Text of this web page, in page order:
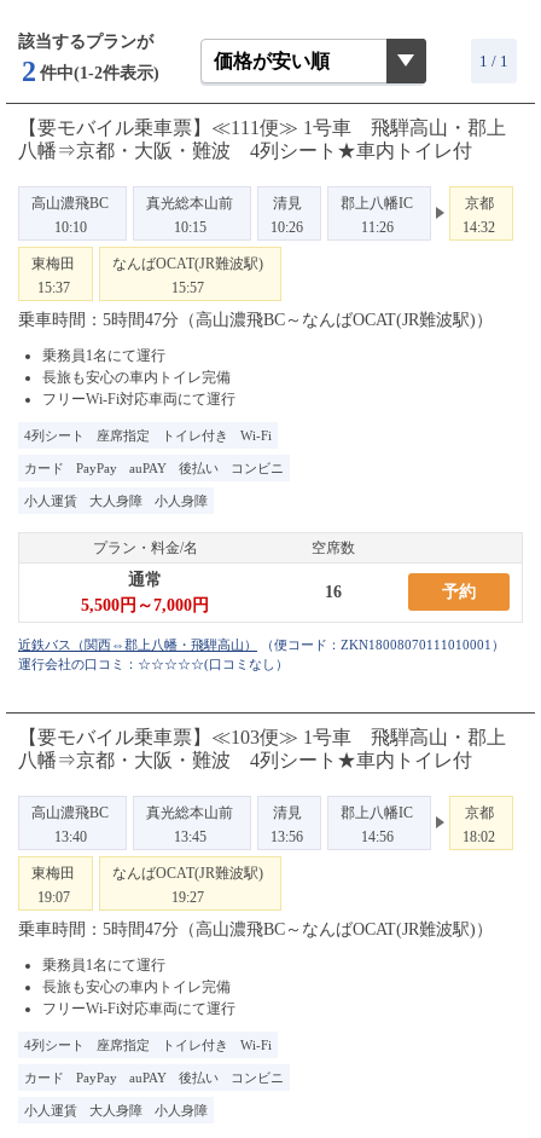
該当するプランが
2 件中(1-2件表示)
1 / 1
【要モバイル乗車票】≪111便≫ 1号車 飛騨高山・郡上
八幡⇒京都・大阪・難波 4列シート★車内トイレ付
（便コード： ZKN18008070111010001 ）
運行会社の口コミ：☆☆☆☆☆(口コミなし）
高山濃飛BC
10:10
真光総本山前
10:15
清見
10:26
郡上八幡IC
11:26
京都
14:32
東梅田
15:37
なんばOCAT(JR難波駅)
15:57
乗車時間：5時間47分（高山濃飛BC～なんばOCAT(JR難波駅)）
4列シート 座席指定 トイレ付き Wi-Fi
乗務員1名にて運行
長旅も安心の車内トイレ完備
フリーWi-Fi対応車両にて運行
カード PayPay auPAY 後払い コンビニ
小人運賃 大人身障 小人身障
プラン・料金/名 空席数
通常
5,500円～7,000円
16 予約
【要モバイル乗車票】≪103便≫ 1号車 飛騨高山・郡上
八幡⇒京都・大阪・難波 4列シート★車内トイレ付
高山濃飛BC
13:40
真光総本山前
13:45
清見
13:56
郡上八幡IC
14:56
京都
18:02
東梅田
19:07
なんばOCAT(JR難波駅)
19:27
乗車時間：5時間47分（高山濃飛BC～なんばOCAT(JR難波駅)）
4列シート 座席指定 トイレ付き Wi-Fi
乗務員1名にて運行
長旅も安心の車内トイレ完備
フリーWi-Fi対応車両にて運行
カード PayPay auPAY 後払い コンビニ
小人運賃 大人身障 小人身障